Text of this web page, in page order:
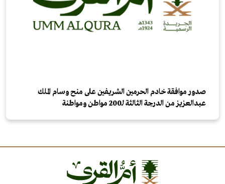
صدور موافقة خادم الحرمين الشريفين على منح وسام الملك
عبدالعزيز من الدرجة الثالثة لـ200 مواطن ومواطنة